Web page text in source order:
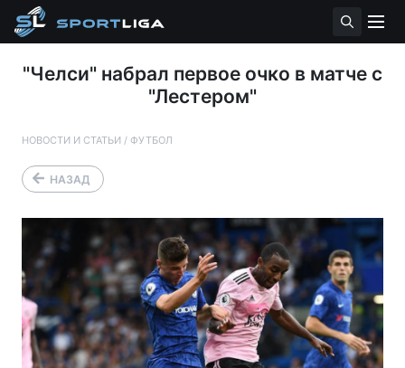
"Челси" набрал первое очко в матче с
"Лестером"
НОВОСТИ И СТАТЬИ / ФУТБОЛ
НАЗАД